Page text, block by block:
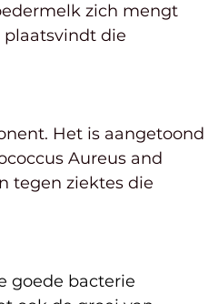
zich mengt
plaatsvindt die
Het is aangetoond
Aureus and
tegen ziektes die
goede bacterie